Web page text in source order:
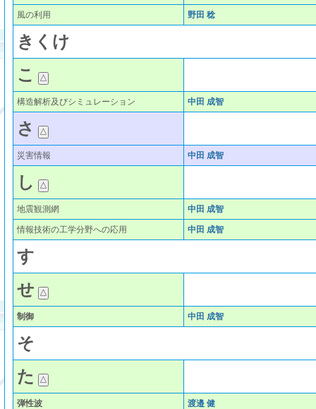
風の利用 野田 稔
き く け
こ
構造解析及びシミュレーション 中田 成智
さ
災害情報 中田 成智
し
地震観測網 中田 成智
情報技術の工学分野への応用 中田 成智
す
せ
制御 中田 成智
そ
た
弾性波 渡邉 健